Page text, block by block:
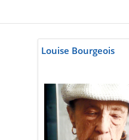
Louise Bourgeois